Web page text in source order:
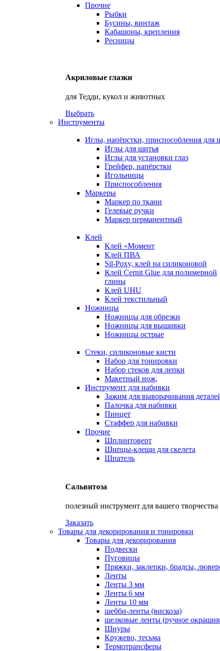
Прочие
Рыбки
Бусины, винтаж
Кабашоны, крепления
Ресницы
Акриловые глазки
для Тедди, кукол и животных
Выбрать
Инструменты
Иглы, напёрстки, приспособления для
Иглы для шитья
Иглы для установки глаз
Грейфер, напёрстки
Игольницы
Приспособления
Маркеры
Маркер по ткани
Гелевые ручки
Маркер перманентный
Клей
Клей «Момент
Клей ПВА
Sil-Poxy, клей на силиконовой
Клей Cernit Glue для полимерной
глины
Клей UHU
Клей текстильный
Ножницы
Ножницы для обрезки
Ножницы для вышивки
Ножницы острые
Стеки, силиконовые кисти
Набор для тонировки
Набор стеков для лепки
Макетный нож,
Инструмент для набивки
Зажим для выворачивания
Палочка для набивки
Пинцет
Стаффер для набивки
Прочие
Шплинтоверт
Щипцы-клещи для скелета
Шпатель
Сальвитоза
полезный инструмент для вашего творчества
Заказать
Товары для декорирования и тонировки
Товары для декорирования
Подвески
Пуговицы
Пряжки, заклепки, брадсы,
Ленты
Ленты 3 мм
Ленты 6 мм
Ленты 10 мм
шебби-ленты (вискоза)
шелковые ленты (ручное
Шнуры
Кружево, тесьма
Термотрансферы